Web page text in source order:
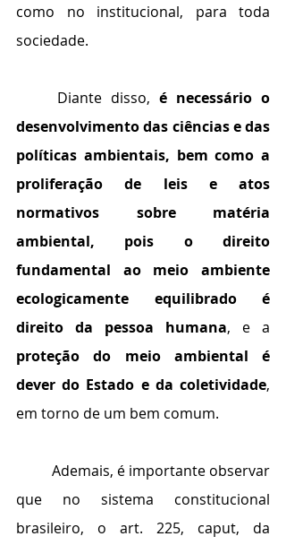
como no institucional, para toda
sociedade.
	Diante disso,
é necessário o
desenvolvimento das ciências e das
políticas ambientais, bem como a
proliferação de leis e atos
normativos sobre matéria
ambiental, pois o direito
fundamental ao meio ambiente
ecologicamente equilibrado é
direito da pessoa humana
proteção do meio ambiental é
dever do Estado e da coletividade,
em torno de um bem comum.
que no sistema constitucional
brasileiro, o art. 225, caput, da